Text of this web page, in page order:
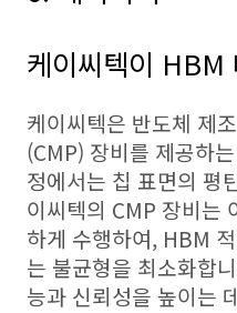
케이씨텍이 HBM
케이씨텍은 반도체 제
(CMP) 장비를 제공하
정에서는 칩 표면의 평
이씨텍의 CMP 장비는
하게 수행하여, HBM
는 불균형을 최소화합
능과 신뢰성을 높이는